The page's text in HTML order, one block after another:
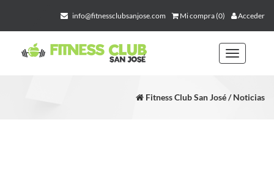
info@fitnessclubsanjose.com Mi compra (0) Acceder
Toggle
navigation
Fitness Club San José / Noticias